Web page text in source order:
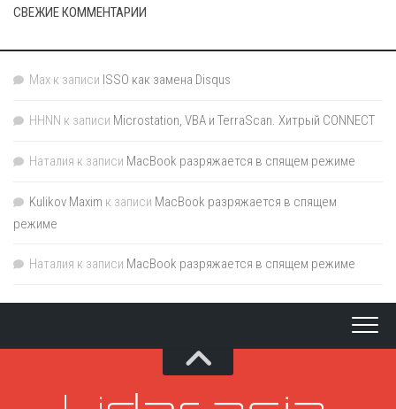
СВЕЖИЕ КОММЕНТАРИИ
Max к записи ISSO как замена Disqus
HHNN к записи Microstation, VBA и TerraScan. Хитрый CONNECT
Наталия к записи MacBook разряжается в спящем режиме
Kulikov Maxim к записи MacBook разряжается в спящем
режиме
Наталия к записи MacBook разряжается в спящем режиме